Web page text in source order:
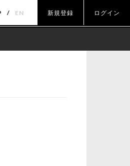
EN 新規登録 ログイン